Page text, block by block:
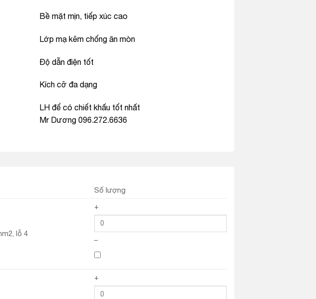
Bề mặt mịn, tiếp xúc cao
Lớp mạ kẽm chống ăn mòn
Độ dẫn điện tốt
Kích cỡ đa dạng
LH để có chiết khấu tốt nhất
Mr Dương 096.272.6636
Số lượng
lỗ 4
+
–
+